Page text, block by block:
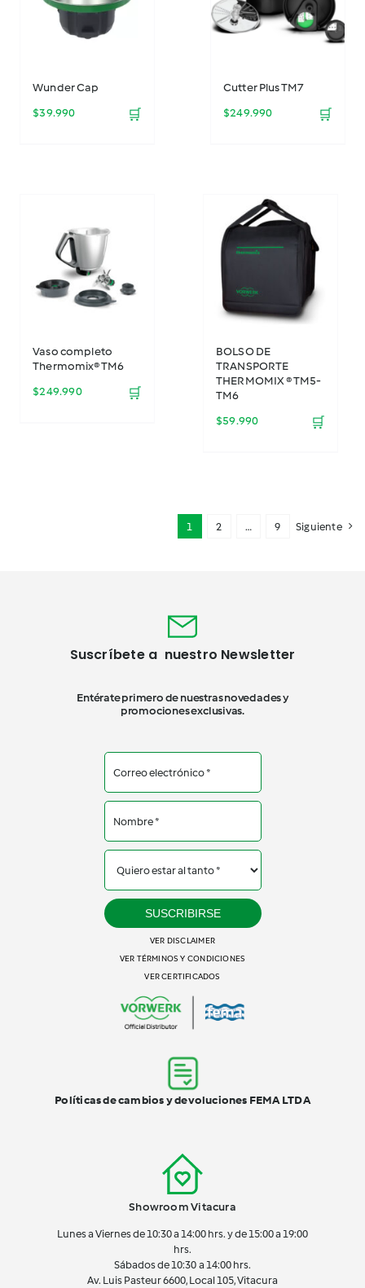
Wunder Cap
$39.990 🛒
Cutter Plus TM7
$249.990 🛒
Vaso completo
Thermomix® TM6
$249.990 🛒
BOLSO DE
TRANSPORTE
THERMOMIX ® TM5-
TM6
$59.990 🛒
1 2 … 9 Siguiente
Showroom Vitacura
Lunes a Viernes de 10:30 a 14:00 hrs. y de 15:00 a 19:00
hrs.
Sábados de 10:30 a 14:00 hrs.
Av. Luis Pasteur 6600, Local 105, Vitacura
Suscríbete a nuestro Newsletter
Entérate primero de nuestras novedades y
promociones exclusivas.
SUSCRIBIRSE
VER DISCLAIMER
VER TÉRMINOS Y CONDICIONES
VER CERTIFICADOS
Políticas de cambios y devoluciones FEMA LTDA